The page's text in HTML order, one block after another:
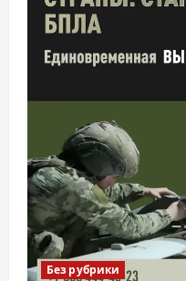
Без рубрики